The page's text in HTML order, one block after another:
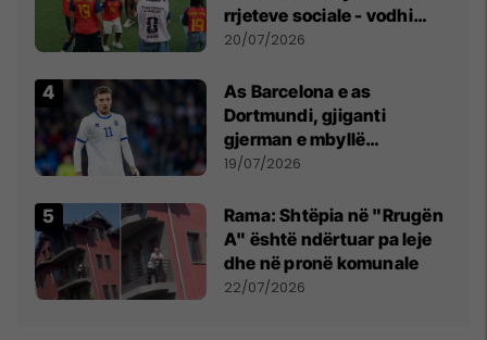
rrjeteve sociale - vodhi
vëmendjen pas finales së
20/07/2026
As Barcelona e as
Dortmundi, gjiganti
gjerman e mbyllë
marrëveshjen për Fisnik
19/07/2026
Rama: Shtëpia në "Rrugën
A" është ndërtuar pa leje
dhe në pronë komunale
22/07/2026